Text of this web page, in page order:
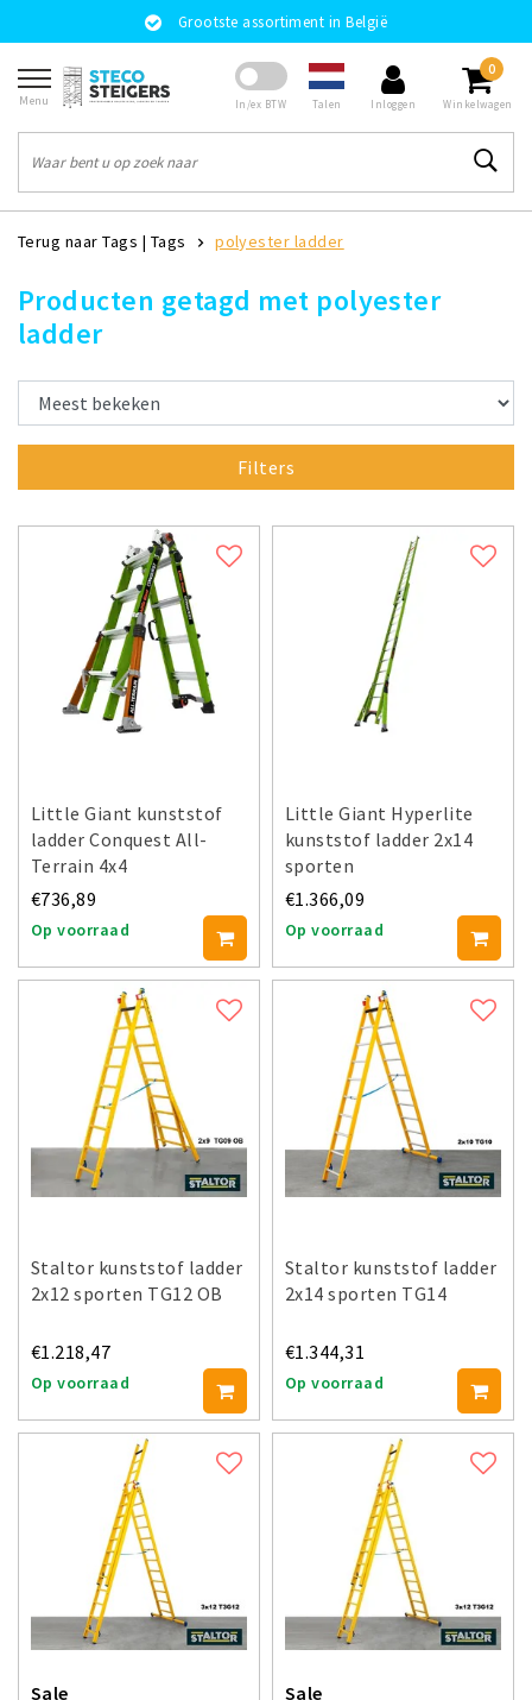
Grootste assortiment in België
Menu In/ex BTW Talen Inloggen
0
Winkelwagen
Terug naar Tags | Tags polyester ladder
Producten getagd met polyester
ladder
Filters
Little Giant kunststof
ladder Conquest All-
Terrain 4x4
€736,89
Op voorraad
Little Giant Hyperlite
kunststof ladder 2x14
sporten
€1.366,09
Op voorraad
Staltor kunststof ladder
2x12 sporten TG12 OB
€1.218,47
Op voorraad
Staltor kunststof ladder
2x14 sporten TG14
€1.344,31
Op voorraad
Sale
Sale